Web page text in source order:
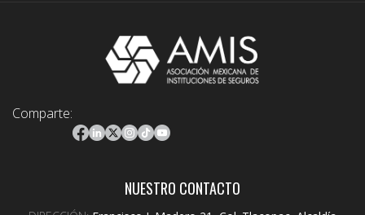
Comparte:
NUESTRO CONTACTO